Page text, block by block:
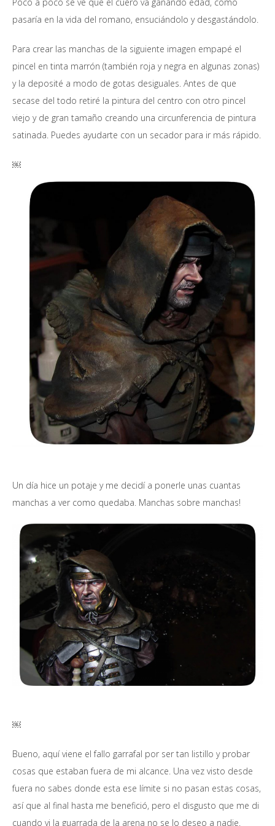
pasaría en la vida del romano, ensuciándolo y desgastándolo.
Para crear las manchas de la siguiente imagen empapé el
pincel en tinta marrón (también roja y negra en algunas zonas)
y la deposité a modo de gotas desiguales. Antes de que
secase del todo retiré la pintura del centro con otro pincel
viejo y de gran tamaño creando una circunferencia de pintura
satinada. Puedes ayudarte con un secador para ir más rápido.
￼
Un día hice un potaje y me decidí a ponerle unas cuantas
manchas a ver como quedaba. Manchas sobre manchas!
￼
Bueno, aquí viene el fallo garrafal por ser tan listillo y probar
cosas que estaban fuera de mi alcance. Una vez visto desde
fuera no sabes donde esta ese límite si no pasan estas cosas,
así que al final hasta me benefició, pero el disgusto que me di
cuando vi la guarrada de la arena no se lo deseo a nadie.